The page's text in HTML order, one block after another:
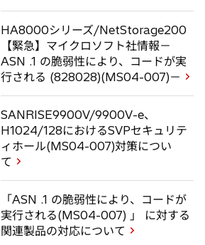
HA8000シリーズ/NetStorage200
【緊急】マイクロソフト社情報－
ASN .1 の脆弱性により、コードが実
行される (828028)(MS04-007)－
SANRISE9900V/9900V-e、
H1024/128におけるSVPセキュリテ
ィホール(MS04-007)対策につい
て
「ASN .1 の脆弱性により、コードが
実行される(MS04-007) 」 に対する
関連製品の対応について